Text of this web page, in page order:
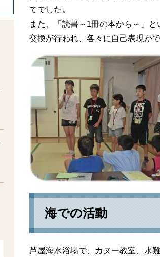
てでした。
また、「読書～1冊の本から～」
交換が行われ、各々に自己表現がで
海での活動
芦屋海水浴場で、カヌー教室、水